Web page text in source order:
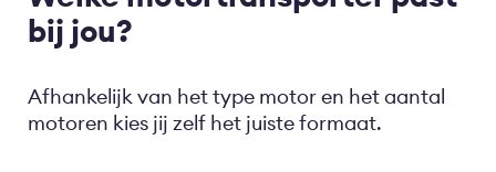
bij jou?
Afhankelijk van het type motor en het aantal
motoren kies jij zelf het juiste formaat.